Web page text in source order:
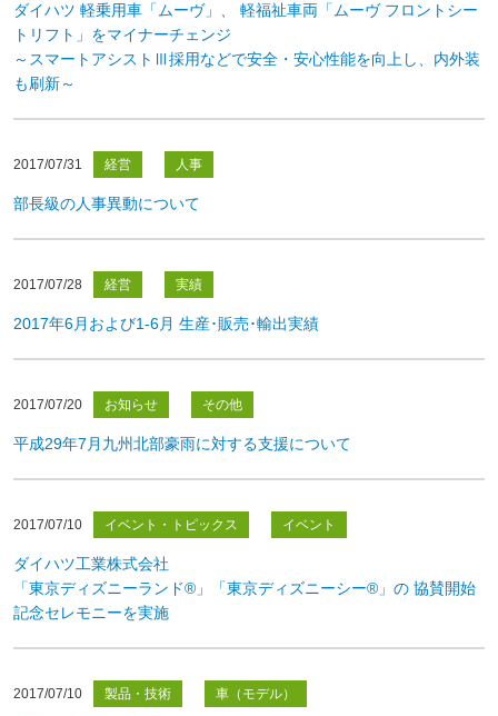
ダイハツ 軽乗用車「ムーヴ」、 軽福祉車両「ムーヴ フロントシー
トリフト」をマイナーチェンジ
～スマートアシストⅢ採用などで安全・安心性能を向上し、内外装
も刷新～
2017/07/31 経営 人事
部長級の人事異動について
2017/07/28 経営 実績
2017年6月および1-6月 生産･販売･輸出実績
2017/07/20 お知らせ その他
平成29年7月九州北部豪雨に対する支援について
2017/07/10 イベント・トピックス イベント
ダイハツ工業株式会社
「東京ディズニーランド®」「東京ディズニーシー®」の 協賛開始
記念セレモニーを実施
2017/07/10 製品・技術 車（モデル）